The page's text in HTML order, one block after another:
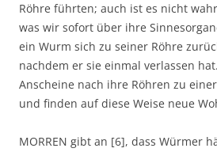
Röhre führten; auch ist es nicht
was wir sofort über ihre
ein Wurm sich zu seiner Röhre
nachdem er sie einmal verlassen
Anscheine nach ihre Röhren zu
und finden auf diese Weise neue
MORREN gibt an [6], dass Würmer